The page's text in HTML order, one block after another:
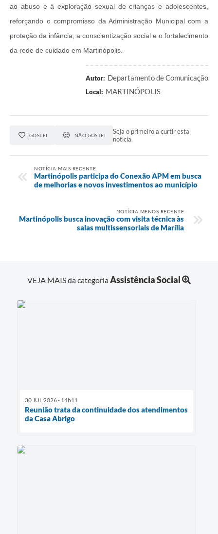
Gravações das Licitações
Pesquisa de Satisfação
Galeria de Vídeos
ao abuso e à exploração sexual de crianças e adolescentes,
reforçando o compromisso da Administração Municipal com a
proteção da infância, a conscientização social e o fortalecimento
da rede de cuidado em Martinópolis.
Autor: Departamento de Comunicação
Local: MARTINÓPOLIS
GOSTEI NÃO GOSTEI
Seja o primeiro a curtir esta
notícia.
NOTÍCIA MAIS RECENTE
Martinópolis participa do Conexão APM em busca
de melhorias e novos investimentos ao município
NOTÍCIA MENOS RECENTE
Martinópolis busca inovação com visita técnica às
salas multissensoriais de Marília
VEJA MAIS da categoriaAssistência Social
30 JUL 2026 - 14h11
Reunião trata da continuidade dos atendimentos
da Casa Abrigo